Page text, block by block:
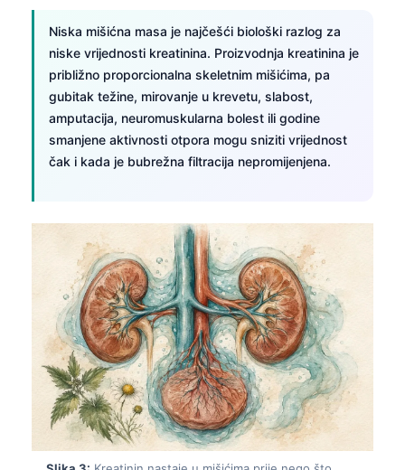
Niska mišićna masa je najčešći biološki razlog za
niske vrijednosti kreatinina. Proizvodnja kreatinina je
približno proporcionalna skeletnim mišićima, pa
gubitak težine, mirovanje u krevetu, slabost,
amputacija, neuromuskularna bolest ili godine
smanjene aktivnosti otpora mogu sniziti vrijednost
čak i kada je bubrežna filtracija nepromijenjena.